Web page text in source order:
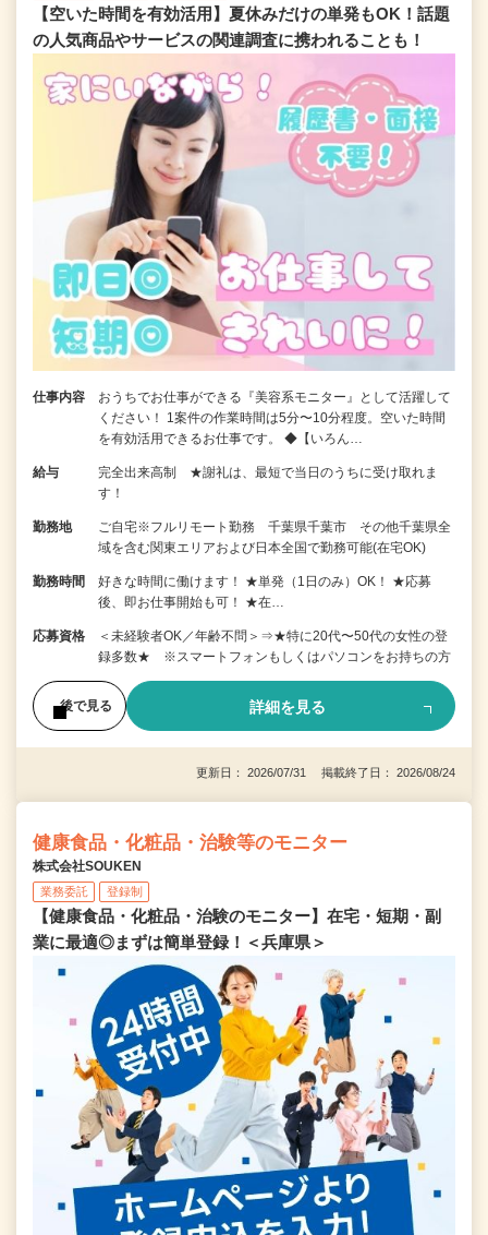
【空いた時間を有効活用】夏休みだけの単発もOK！話題
の人気商品やサービスの関連調査に携われることも！
仕事内容
おうちでお仕事ができる『美容系モニター』として活躍して
ください！ 1案件の作業時間は5分〜10分程度。空いた時間
を有効活用できるお仕事です。 ◆【いろん…
給与
完全出来高制 ★謝礼は、最短で当日のうちに受け取れま
す！
勤務地
ご自宅※フルリモート勤務 千葉県千葉市 その他千葉県全
域を含む関東エリアおよび日本全国で勤務可能(在宅OK)
勤務時間
好きな時間に働けます！ ★単発（1日のみ）OK！ ★応募
後、即お仕事開始も可！ ★在…
応募資格
＜未経験者OK／年齢不問＞⇒★特に20代〜50代の女性の登
録多数★ ※スマートフォンもしくはパソコンをお持ちの方
後で見る 詳細を見る
更新日： 2026/07/31 掲載終了日： 2026/08/24
健康食品・化粧品・治験等のモニター
株式会社SOUKEN
業務委託 登録制
【健康食品・化粧品・治験のモニター】在宅・短期・副
業に最適◎まずは簡単登録！＜兵庫県＞